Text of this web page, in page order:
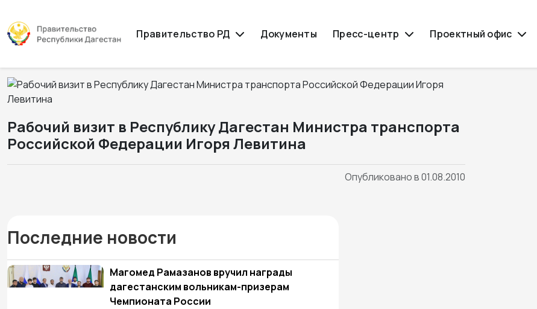
Правительство РД Документы Пресс-центр Проектный офис
Рабочий визит в Республику Дагестан Министра транспорта
Российской Федерации Игоря Левитина
Опубликовано в 01.08.2010
Последние новости
Магомед Рамазанов вручил награды
дагестанским вольникам-призерам
Чемпионата России